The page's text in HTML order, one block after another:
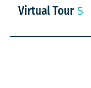
Virtual Tour